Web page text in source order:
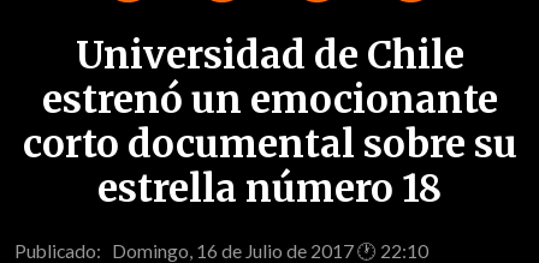
Universidad de Chile
estrenó un emocionante
corto documental sobre su
estrella número 18
Publicado: Domingo, 16 de Julio de 2017 🕐 22:10